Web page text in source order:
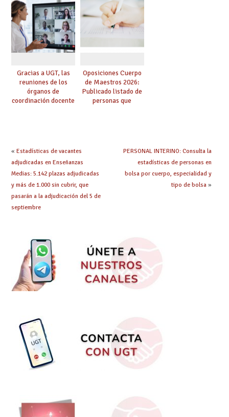
dichas prácticas y se
convoca acto público
de adjudicación
de especialidades
convocadas a
oposición
Gracias a UGT, las
reuniones de los
órganos de
coordinación docente
centro
Oposiciones Cuerpo
de Maestros 2026:
Publicado listado de
personas que
« Estadísticas de vacantes
adjudicadas en Enseñanzas
Medias: 5.142 plazas adjudicadas
y más de 1.000 sin cubrir, que
pasarán a la adjudicación del 5 de
septiembre
PERSONAL INTERINO: Consulta la
estadísticas de personas en
bolsa por cuerpo, especialidad y
tipo de bolsa»